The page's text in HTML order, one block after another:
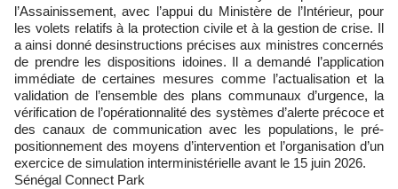
l’Assainissement, avec l’appui du Ministère de l’Intérieur, pour
les volets relatifs à la protection civile et à la gestion de crise. Il
a ainsi donné desinstructions précises aux ministres concernés
de prendre les dispositions idoines. Il a demandé l’application
immédiate de certaines mesures comme l’actualisation et la
validation de l’ensemble des plans communaux d’urgence, la
vérification de l’opérationnalité des systèmes d’alerte précoce et
des canaux de communication avec les populations, le pré-
positionnement des moyens d’intervention et l’organisation d’un
exercice de simulation interministérielle avant le 15 juin 2026.
Sénégal Connect Park